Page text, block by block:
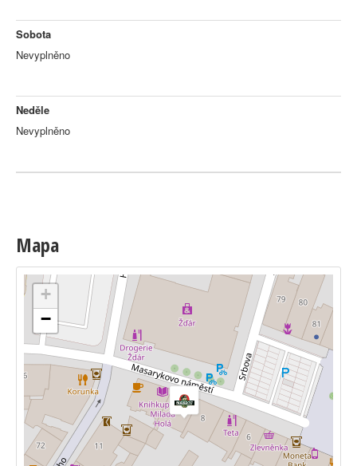
Sobota
Nevyplněno
Neděle
Nevyplněno
Mapa
+
−